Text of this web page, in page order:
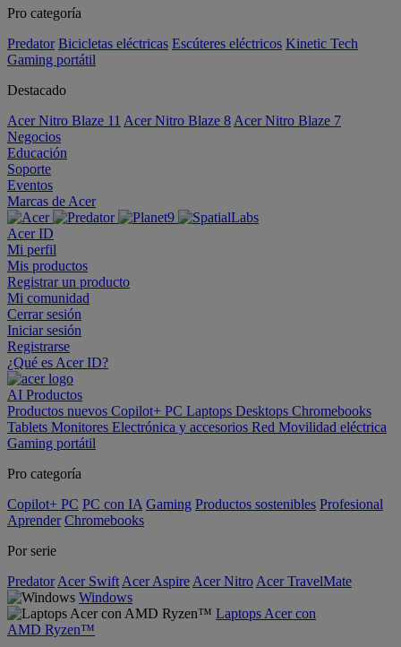
Pro categoría
Predator Bicicletas eléctricas Escúteres eléctricos Kinetic Tech
Gaming portátil
Destacado
Acer Nitro Blaze 11 Acer Nitro Blaze 8 Acer Nitro Blaze 7
Negocios
Educación
Soporte
Eventos
Marcas de Acer
Acer ID
Mi perfil
Mis productos
Registrar un producto
Mi comunidad
Cerrar sesión
Iniciar sesión
Registrarse
¿Qué es Acer ID?
AI Productos
Productos nuevos Copilot+ PC Laptops Desktops Chromebooks
Tablets Monitores Electrónica y accesorios Red Movilidad eléctrica
Gaming portátil
Pro categoría
Copilot+ PC PC con IA Gaming Productos sostenibles Profesional
Aprender Chromebooks
Por serie
Predator Acer Swift Acer Aspire Acer Nitro Acer TravelMate
Windows
Laptops Acer con
AMD Ryzen™